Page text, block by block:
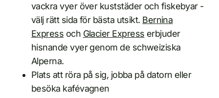
vackra vyer över kuststäder och fiskebyar -
välj rätt sida för bästa utsikt. Bernina
Express och Glacier Express erbjuder
hisnande vyer genom de schweiziska
Alperna.
Plats att röra på sig, jobba på datorn eller
besöka kafévagnen